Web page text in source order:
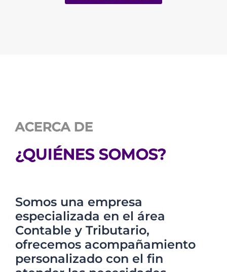
ACERCA DE
¿QUIÉNES SOMOS?
Somos una empresa
especializada en el área
Contable y Tributario,
ofrecemos acompañamiento
personalizado con el fin